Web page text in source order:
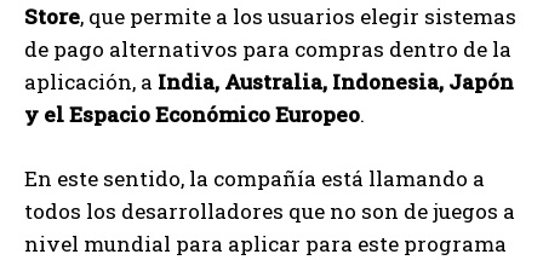
Store, que permite a los usuarios elegir sistemas
de pago alternativos para compras dentro de la
aplicación, a India, Australia, Indonesia, Japón
y el Espacio Económico Europeo.
En este sentido, la compañía está llamando a
todos los desarrolladores que no son de juegos a
nivel mundial para aplicar para este programa